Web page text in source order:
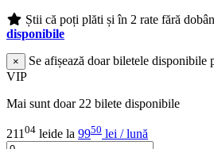
Știi că poți plăti și în 2 rate fără
disponibile
×
Se afișează doar biletele disponibile
VIP
Mai sunt doar 22 bilete disponibile
211 04 leide la 9950 lei / lună